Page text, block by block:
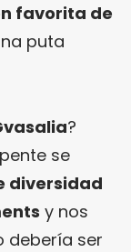
favorita de
puta
?
se
diversidad
y nos
debería ser